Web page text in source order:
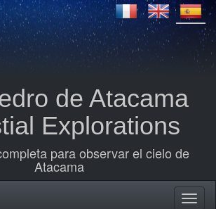
de Atacama
Explorations
para observar el cielo de
Atacama